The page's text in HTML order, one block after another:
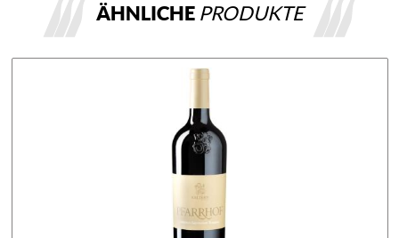
ÄHNLICHE PRODUKTE